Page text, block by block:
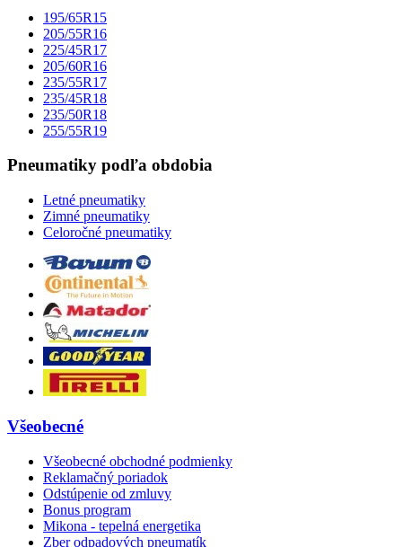
195/65R15
205/55R16
225/45R17
205/60R16
235/55R17
235/45R18
235/50R18
255/55R19
Pneumatiky podľa obdobia
Letné pneumatiky
Zimné pneumatiky
Celoročné pneumatiky
Všeobecné
Všeobecné obchodné podmienky
Reklamačný poriadok
Odstúpenie od zmluvy
Bonus program
Mikona - tepelná energetika
Zber odpadových pneumatík